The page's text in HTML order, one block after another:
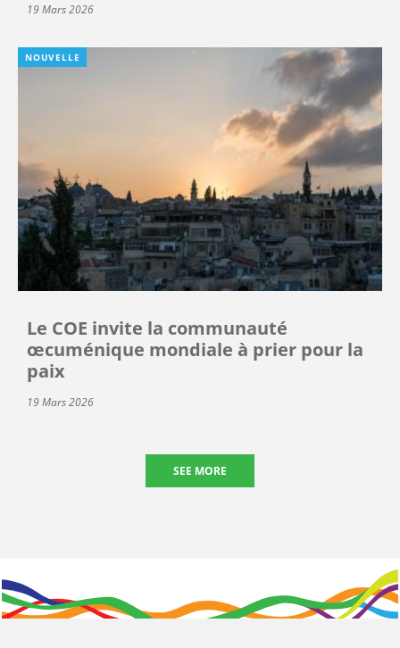
19 Mars 2026
NOUVELLE
Le COE invite la communauté
œcuménique mondiale à prier pour la
paix
19 Mars 2026
SEE MORE